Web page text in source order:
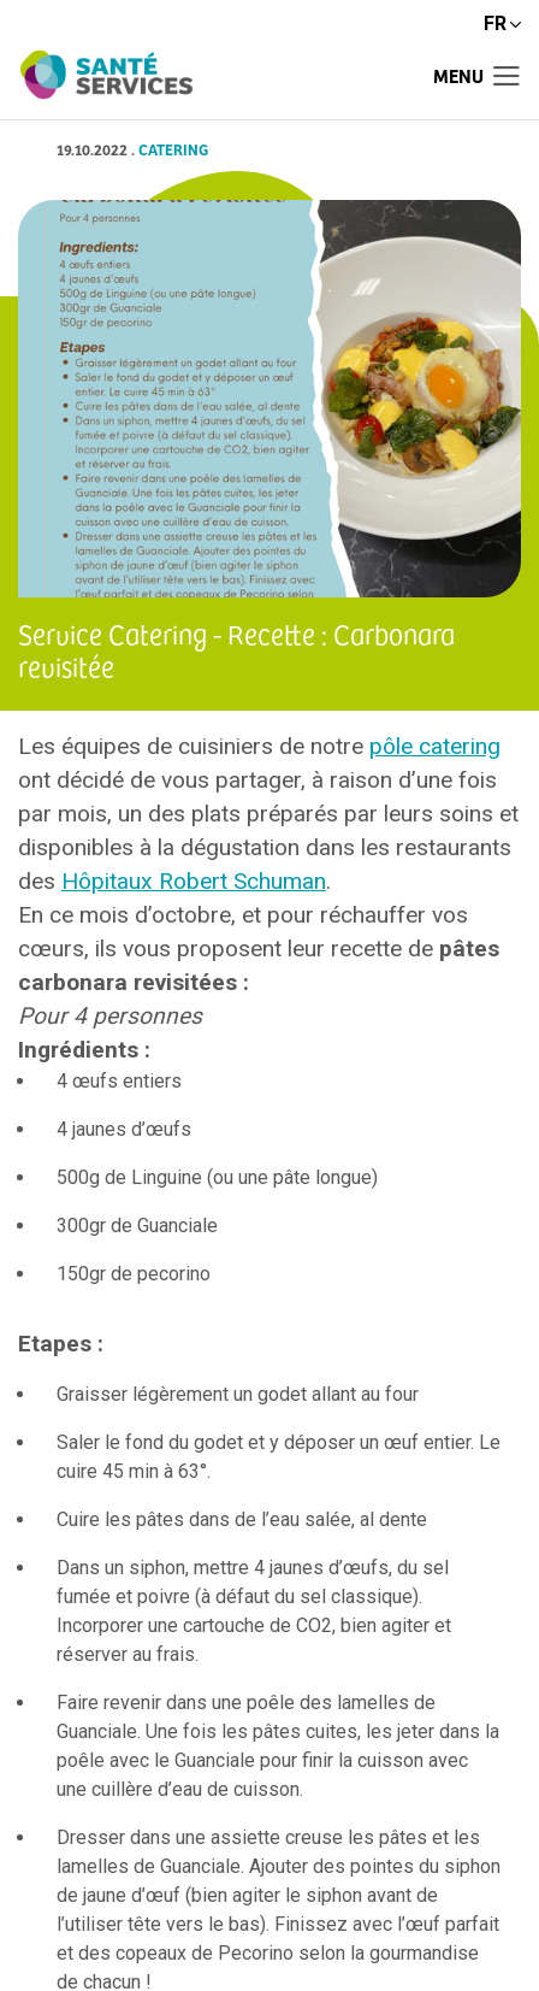
FR
MENU
19.10.2022.CATERING
Service Catering - Recette : Carbonara
revisitée
Les équipes de cuisiniers de notre pôle catering
ont décidé de vous partager, à raison d’une fois
par mois, un des plats préparés par leurs soins et
disponibles à la dégustation dans les restaurants
des Hôpitaux Robert Schuman.
En ce mois d’octobre, et pour réchauffer vos
cœurs, ils vous proposent leur recette de pâtes
carbonara revisitées :
Pour 4 personnes
Ingrédients :
4 œufs entiers
4 jaunes d’œufs
500g de Linguine (ou une pâte longue)
300gr de Guanciale
150gr de pecorino
Etapes :
Graisser légèrement un godet allant au four
Saler le fond du godet et y déposer un œuf entier. Le
cuire 45 min à 63°.
Cuire les pâtes dans de l’eau salée, al dente
Dans un siphon, mettre 4 jaunes d’œufs, du sel
fumée et poivre (à défaut du sel classique).
Incorporer une cartouche de CO2, bien agiter et
réserver au frais.
Faire revenir dans une poêle des lamelles de
Guanciale. Une fois les pâtes cuites, les jeter dans la
poêle avec le Guanciale pour finir la cuisson avec
une cuillère d’eau de cuisson.
Dresser dans une assiette creuse les pâtes et les
lamelles de Guanciale. Ajouter des pointes du siphon
de jaune d’œuf (bien agiter le siphon avant de
l’utiliser tête vers le bas). Finissez avec l’œuf parfait
et des copeaux de Pecorino selon la gourmandise
de chacun !